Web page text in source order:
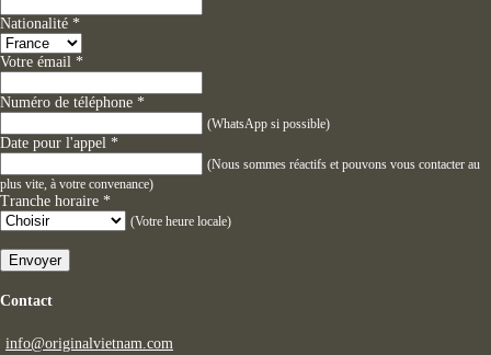
Nationalité *
Votre émail *
Numéro de téléphone *
(WhatsApp si possible)
Date pour l'appel *
(Nous sommes réactifs et pouvons vous contacter au
plus vite, à votre convenance)
Tranche horaire *
(Votre heure locale)
Envoyer
Contact
info@originalvietnam.com